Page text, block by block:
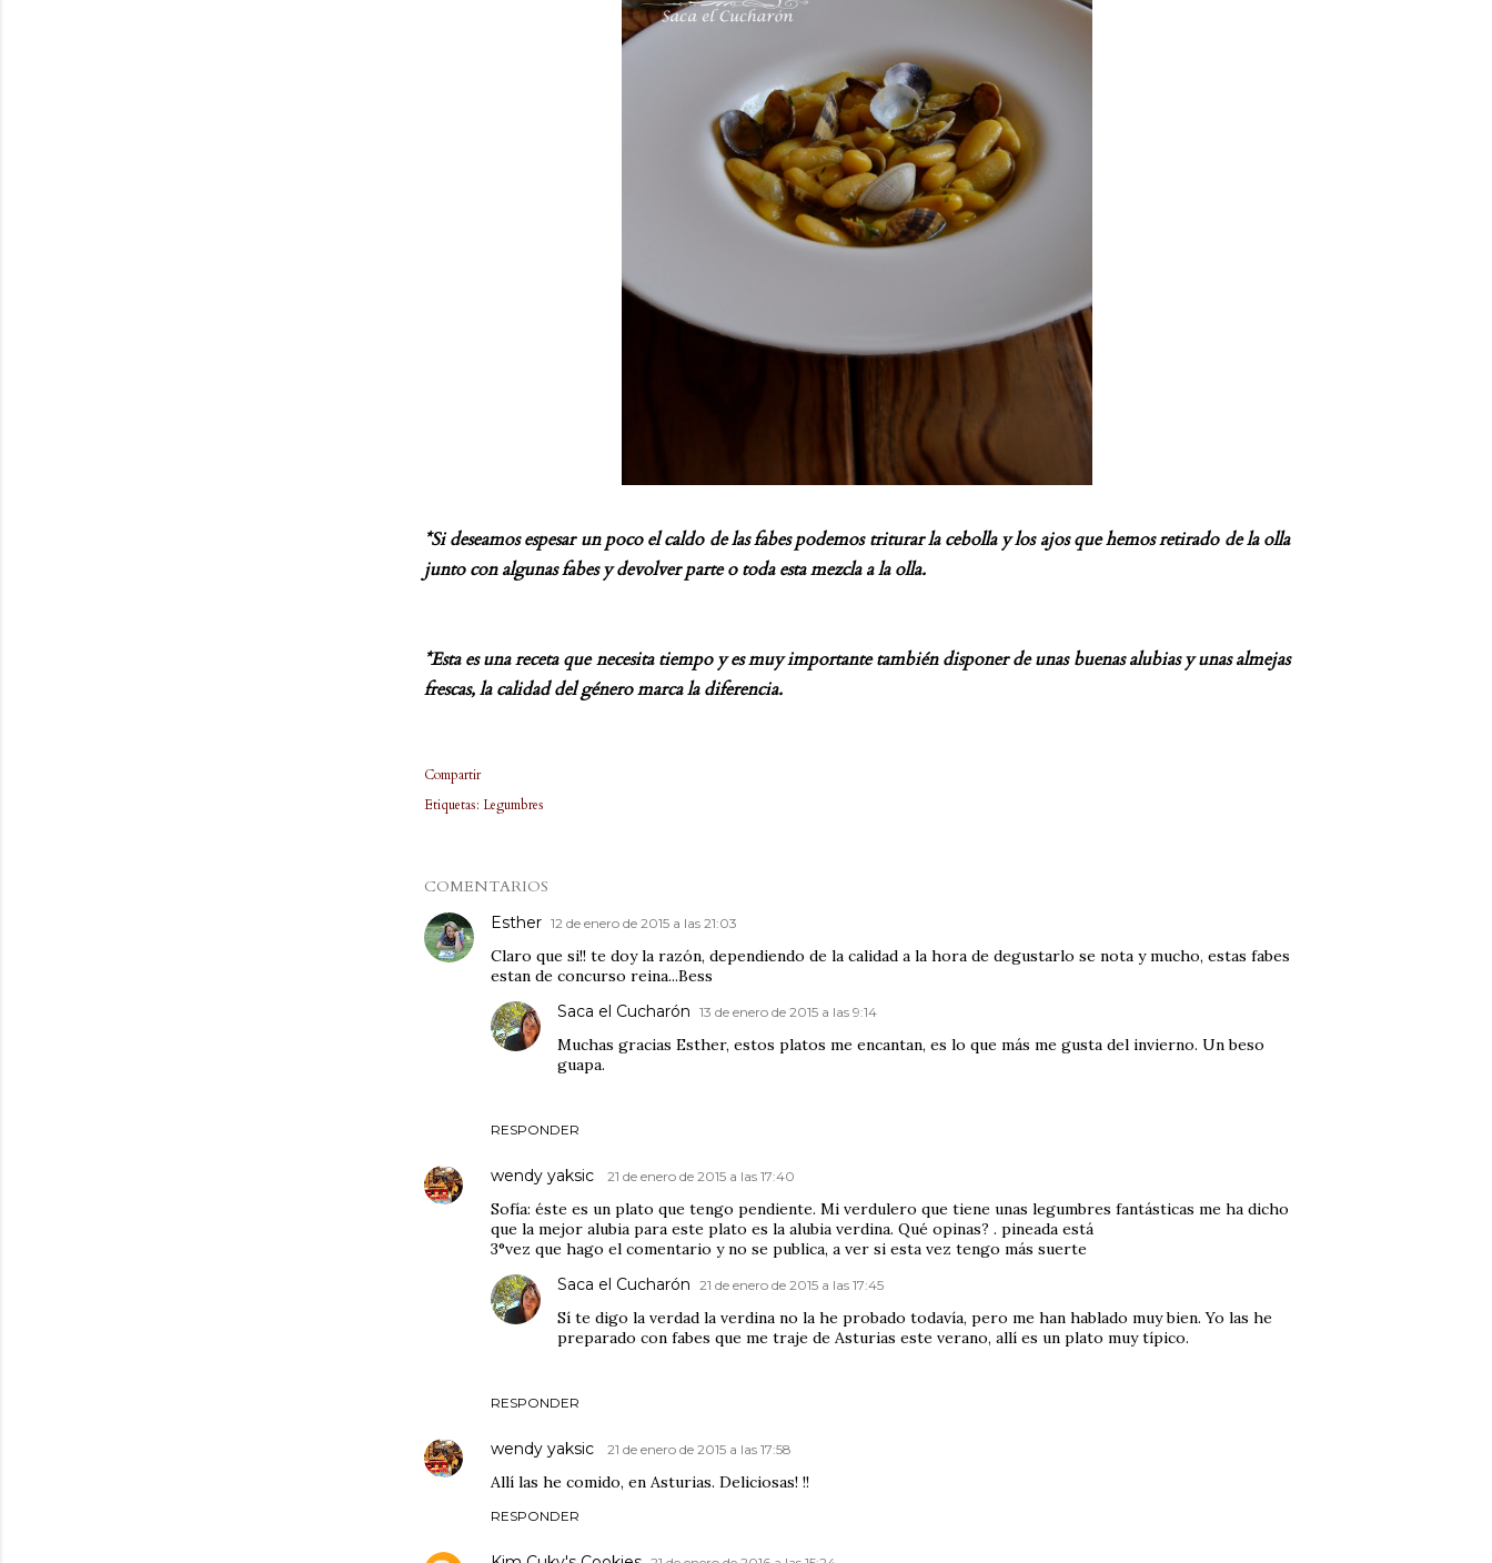
*Si deseamos espesar un poco el caldo de las fabes podemos triturar la cebolla y los ajos que hemos retirado de la olla
junto con algunas fabes y devolver parte o toda esta mezcla a la olla.
*Esta es una receta que necesita tiempo y es muy importante también disponer de unas buenas alubias y unas almejas
frescas, la calidad del género marca la diferencia.
Compartir
Etiquetas: Legumbres
COMENTARIOS
Esther 12 de enero de 2015 a las 21:03
Claro que si!! te doy la razón, dependiendo de la calidad a la hora de degustarlo se nota y mucho, estas fabes
estan de concurso reina...Bess
RESPONDER
Saca el Cucharón 13 de enero de 2015 a las 9:14
Muchas gracias Esther, estos platos me encantan, es lo que más me gusta del invierno. Un beso
guapa.
wendy yaksic 21 de enero de 2015 a las 17:40
Sofía: éste es un plato que tengo pendiente. Mi verdulero que tiene unas legumbres fantásticas me ha dicho
que la mejor alubia para este plato es la alubia verdina. Qué opinas? . pineada está
3°vez que hago el comentario y no se publica, a ver si esta vez tengo más suerte
RESPONDER
Saca el Cucharón 21 de enero de 2015 a las 17:45
Sí te digo la verdad la verdina no la he probado todavía, pero me han hablado muy bien. Yo las he
preparado con fabes que me traje de Asturias este verano, allí es un plato muy típico.
wendy yaksic 21 de enero de 2015 a las 17:58
Allí las he comido, en Asturias. Deliciosas! !!
RESPONDER